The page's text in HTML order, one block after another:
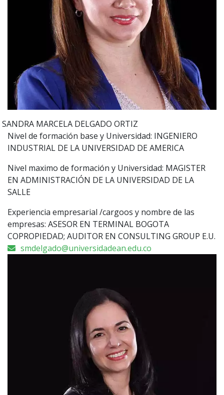
SANDRA MARCELA DELGADO ORTIZ
Nivel de formación base y Universidad: INGENIERO
INDUSTRIAL DE LA UNIVERSIDAD DE AMERICA
Nivel maximo de formación y Universidad: MAGISTER
EN ADMINISTRACIÓN DE LA UNIVERSIDAD DE LA
SALLE
Experiencia empresarial /cargoos y nombre de las
empresas: ASESOR EN TERMINAL BOGOTA
COPROPIEDAD; AUDITOR EN CONSULTING GROUP E.U.
smdelgado@universidadean.edu.co